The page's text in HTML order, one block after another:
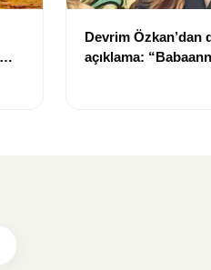
Devrim Özkan’dan
açıklama: